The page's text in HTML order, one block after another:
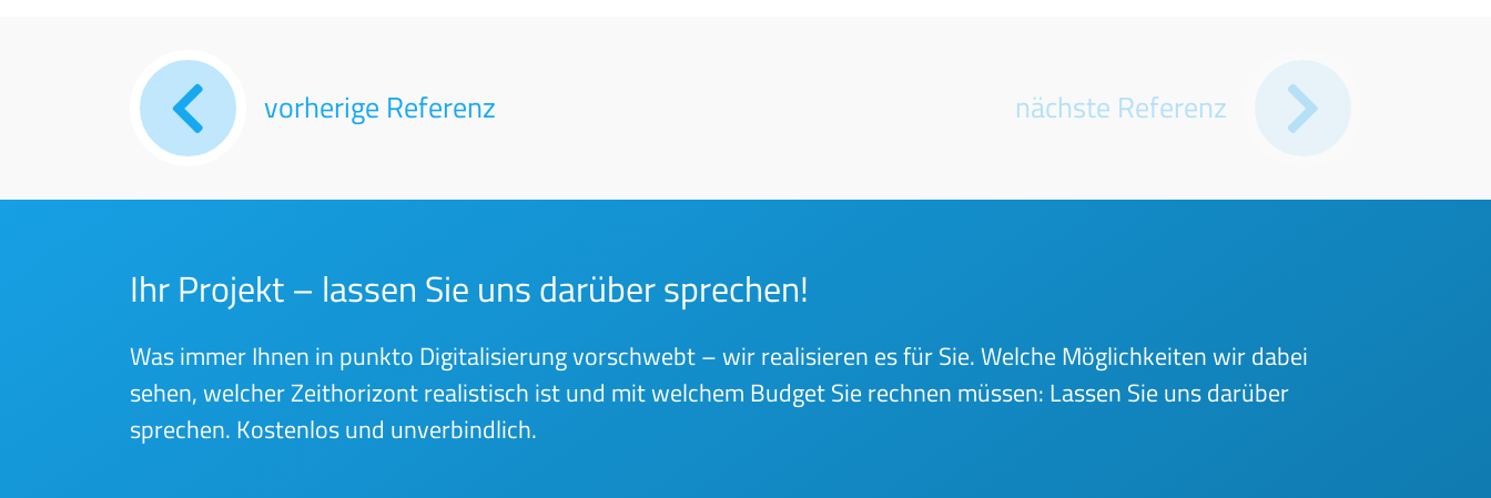
vorherige Referenz nächste Referenz
Ihr Projekt – lassen Sie uns darüber sprechen!
Was immer Ihnen in punkto Digitalisierung vorschwebt – wir realisieren es für Sie. Welche Möglichkeiten wir dabei
sehen, welcher Zeithorizont realistisch ist und mit welchem Budget Sie rechnen müssen: Lassen Sie uns darüber
sprechen. Kostenlos und unverbindlich.